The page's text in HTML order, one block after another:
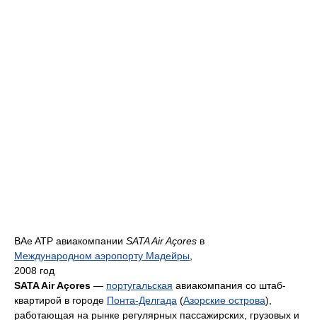
BAe ATP авиакомпании SATA Air Açores в
Международном аэропорту Мадейры
2008 год
SATA Air Açores — португальская авиакомпания со штаб-
квартирой в городе Понта-Делгада (Азорские острова),
работающая на рынке регулярных пассажирских, грузовых и